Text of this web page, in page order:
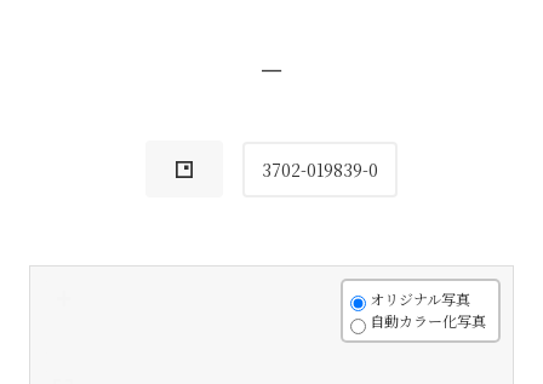
−
3702-019839-0
オリジナル写真
自動カラー化写真